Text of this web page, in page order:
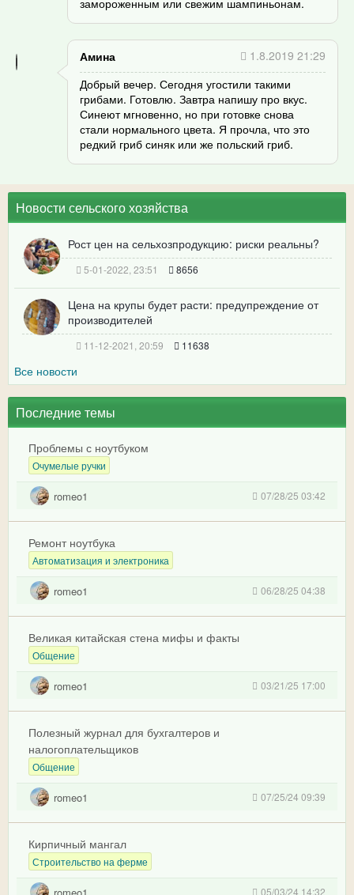
замороженным или свежим шампиньонам.
Амина
1.8.2019 21:29
Добрый вечер. Сегодня угостили такими
грибами. Готовлю. Завтра напишу про вкус.
Синеют мгновенно, но при готовке снова
стали нормального цвета. Я прочла, что это
редкий гриб синяк или же польский гриб.
Новости сельского хозяйства
Рост цен на сельхозпродукцию: риски реальны?
5-01-2022, 23:51 8656
Цена на крупы будет расти: предупреждение от
производителей
11-12-2021, 20:59 11638
Все новости
Последние темы
Проблемы с ноутбуком
Очумелые ручки
romeo1 07/28/25 03:42
Ремонт ноутбука
Автоматизация и электроника
romeo1 06/28/25 04:38
Великая китайская стена мифы и факты
Общение
romeo1 03/21/25 17:00
Полезный журнал для бухгалтеров и
налогоплательщиков
Общение
romeo1 07/25/24 09:39
Кирпичный мангал
Строительство на ферме
romeo1 05/03/24 14:32